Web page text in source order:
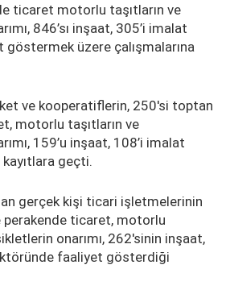
ticaret motorlu taşıtların ve
846’sı inşaat, 305’i imalat
üzere çalışmalarına
ve kooperatiflerin, 250'si toptan
motorlu taşıtların ve
159’u inşaat, 108’i imalat
geçti.
gerçek kişi ticari işletmelerinin
perakende ticaret, motorlu
onarımı, 262'sinin inşaat,
faaliyet gösterdiği